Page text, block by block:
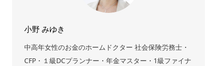
小野 みゆき
中高年女性のお金のホームドクター 社会保険労務士・
CFP・１級DCプランナー・年金マスター・1級ファイナ